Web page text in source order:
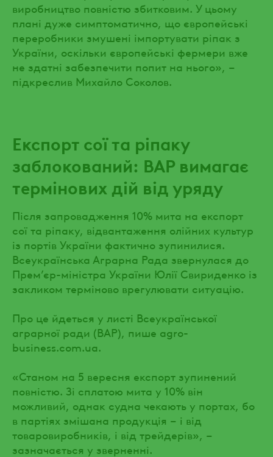
виробництво повністю збитковим. У цьому
плані дуже симптоматично, що європейські
переробники змушені імпортувати ріпак з
України, оскільки європейські фермери вже
не здатні забезпечити попит на нього», –
підкреслив Михайло Соколов.
Експорт сої та ріпаку
заблокований: ВАР вимагає
термінових дій від уряду
Після запровадження 10% мита на експорт
сої та ріпаку, відвантаження олійних культур
із портів України фактично зупинилися.
Всеукраїнська Аграрна Рада звернулася до
Прем’єр-міністра України Юлії Свириденко із
закликом терміново врегулювати ситуацію.
Про це йдеться у листі Всеукраїнської
аграрної ради (ВАР), пише agro-
business.com.ua.
«Станом на 5 вересня експорт зупинений
повністю. Зі сплатою мита у 10% він
можливий, однак судна чекають у портах, бо
в партіях змішана продукція – і від
товаровиробників, і від трейдерів», –
зазначається у зверненні.